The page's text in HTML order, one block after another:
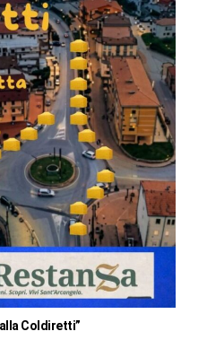
Coldiretti”